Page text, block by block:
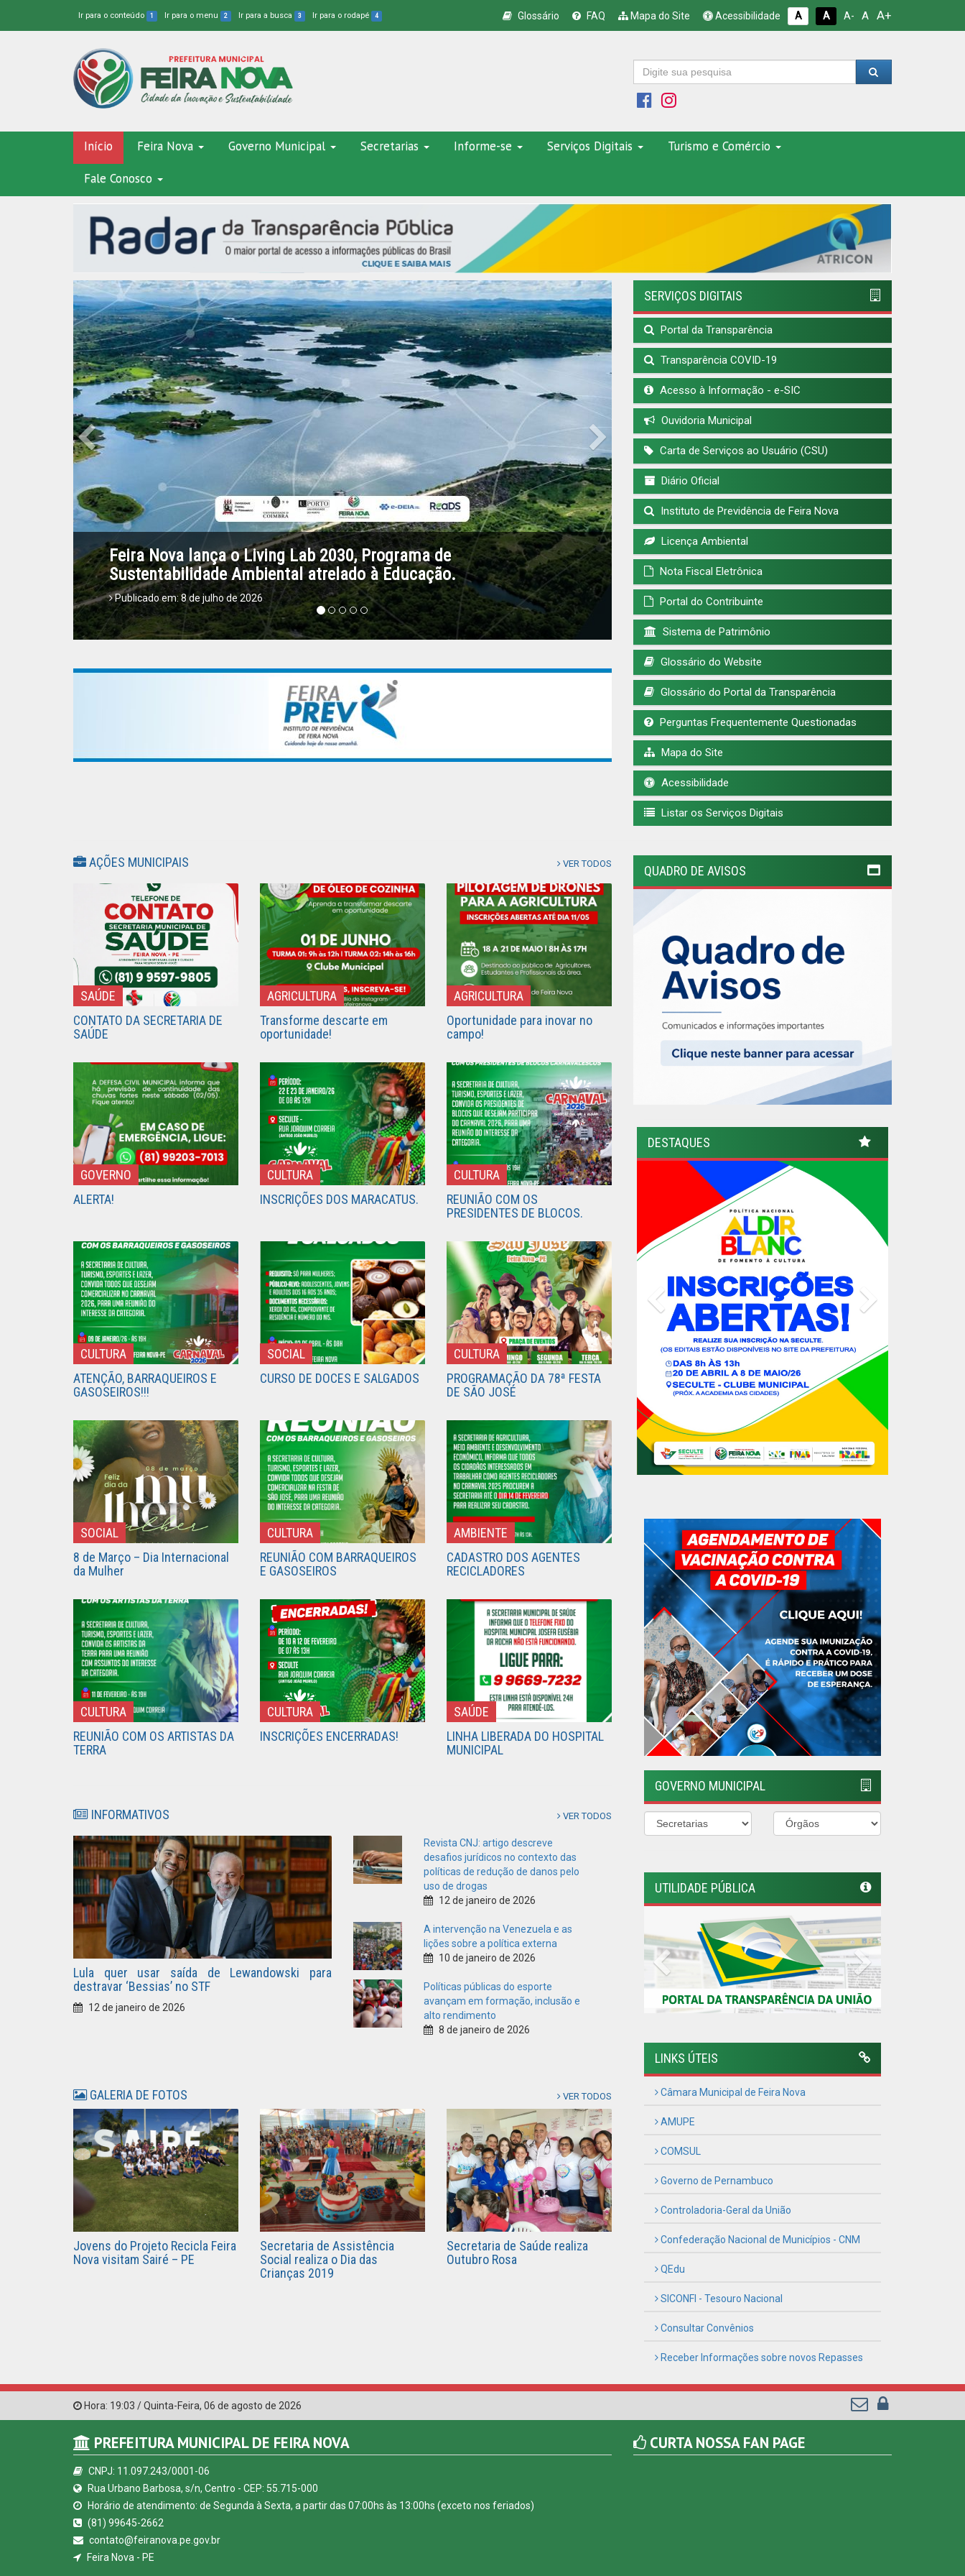
Ir para o conteúdo 1 Ir para o menu 2 Ir para a busca 3 Ir para o rodapé 4 Glossário FAQ Mapa do Site Acessibilidade A A A- A A+
Início Feira Nova Governo Municipal Secretarias Informe-se Serviços Digitais Turismo e Comércio
Fale Conosco
Prefeitura disponibiliza o telefone da Defesa Civil Municipal
Publicado em: 2 de maio de 2026
Previous Next
SERVIÇOS DIGITAIS
Portal da Transparência
Transparência COVID-19
Acesso à Informação - e-SIC
Ouvidoria Municipal
Carta de Serviços ao Usuário (CSU)
Diário Oficial
Instituto de Previdência de Feira Nova
Licença Ambiental
Nota Fiscal Eletrônica
Portal do Contribuinte
Sistema de Patrimônio
Glossário do Website
Glossário do Portal da Transparência
Perguntas Frequentemente Questionadas
Mapa do Site
Acessibilidade
Listar os Serviços Digitais
AÇÕES MUNICIPAIS VER TODOS
SAÚDE
CONTATO DA SECRETARIA DE
SAÚDE
AGRICULTURA
Transforme descarte em
oportunidade!
AGRICULTURA
Oportunidade para inovar no
campo!
GOVERNO
ALERTA!
CULTURA
INSCRIÇÕES DOS MARACATUS.
CULTURA
REUNIÃO COM OS
PRESIDENTES DE BLOCOS.
CULTURA
ATENÇÃO, BARRAQUEIROS E
GASOSEIROS!!!
SOCIAL
CURSO DE DOCES E SALGADOS
CULTURA
PROGRAMAÇÃO DA 78ª FESTA
DE SÃO JOSÉ
SOCIAL
8 de Março – Dia Internacional
da Mulher
CULTURA
REUNIÃO COM BARRAQUEIROS
E GASOSEIROS
AMBIENTE
CADASTRO DOS AGENTES
RECICLADORES
CULTURA
REUNIÃO COM OS ARTISTAS DA
TERRA
CULTURA
INSCRIÇÕES ENCERRADAS!
SAÚDE
LINHA LIBERADA DO HOSPITAL
MUNICIPAL
INFORMATIVOS VER TODOS
Lula quer usar saída de Lewandowski para
destravar ‘Bessias’ no STF
12 de janeiro de 2026
Revista CNJ: artigo descreve
desafios jurídicos no contexto das
políticas de redução de danos pelo
uso de drogas
12 de janeiro de 2026
A intervenção na Venezuela e as
lições sobre a política externa
10 de janeiro de 2026
Políticas públicas do esporte
avançam em formação, inclusão e
alto rendimento
8 de janeiro de 2026
GALERIA DE FOTOS VER TODOS
Jovens do Projeto Recicla Feira
Nova visitam Sairé – PE
Secretaria de Assistência
Social realiza o Dia das
Crianças 2019
Secretaria de Saúde realiza
Outubro Rosa
QUADRO DE AVISOS
DESTAQUES
Previous
GOVERNO MUNICIPAL
UTILIDADE PÚBLICA
Previous Next
Câmara Municipal de Feira Nova
COMSUL
Governo de Pernambuco
Controladoria-Geral da União
SICONFI - Tesouro Nacional
Consultar Convênios
Receber Informações sobre novos Repasses
CNPJ: 11.097.243/0001-06
Rua Urbano Barbosa, s/n, Centro - CEP: 55.715-000
Horário de atendimento: de Segunda à Sexta, a partir das 07:00hs às 13:00hs (exceto nos feriados)
(81) 99645-2662
contato@feiranova.pe.gov.br
Feira Nova - PE
CURTA NOSSA FAN PAGE
© Copyright 2026 Prefeitura Municipal de Feira Nova | Todos os direitos reservados